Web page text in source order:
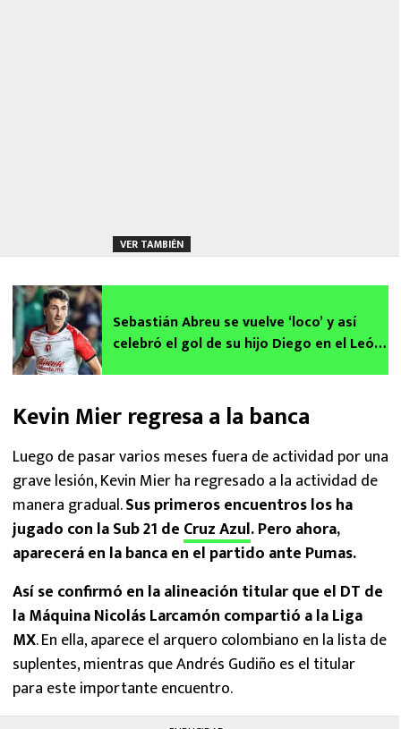
VER TAMBIÉN
Sebastián Abreu se vuelve ‘loco’ y así
celebró el gol de su hijo Diego en el León
Kevin Mier regresa a la banca
Luego de pasar varios meses fuera de actividad por una
grave lesión, Kevin Mier ha regresado a la actividad de
manera gradual.Sus primeros encuentros los ha
jugado con la Sub 21 de Cruz Azul. Pero ahora,
aparecerá en la banca en el partido ante Pumas.
Así se confirmó en la alineación titular que el DT de
la Máquina Nicolás Larcamón compartió a la Liga
MX. En ella, aparece el arquero colombiano en la lista de
suplentes, mientras que Andrés Gudiño es el titular
para este importante encuentro.